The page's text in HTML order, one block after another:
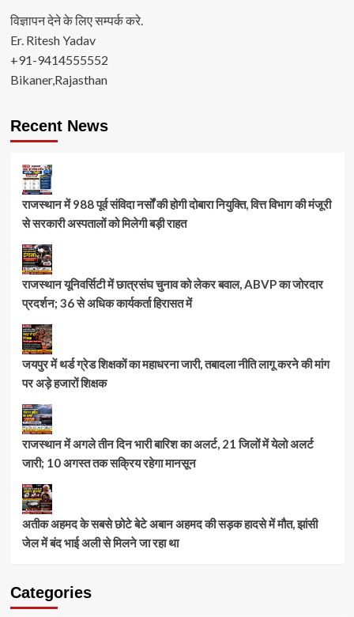
विज्ञापन देने के लिए सम्पर्क करे.
Er. Ritesh Yadav
+91-9414555552
Bikaner,Rajasthan
Recent News
राजस्थान में 988 पूर्व संविदा नर्सों की होगी दोबारा नियुक्ति, वित्त विभाग की मंजूरी
से सरकारी अस्पतालों को मिलेगी बड़ी राहत
राजस्थान यूनिवर्सिटी में छात्रसंघ चुनाव को लेकर बवाल, ABVP का जोरदार
प्रदर्शन; 36 से अधिक कार्यकर्ता हिरासत में
जयपुर में थर्ड ग्रेड शिक्षकों का महाधरना जारी, तबादला नीति लागू करने की मांग
पर अड़े हजारों शिक्षक
राजस्थान में अगले तीन दिन भारी बारिश का अलर्ट, 21 जिलों में येलो अलर्ट
जारी; 10 अगस्त तक सक्रिय रहेगा मानसून
अतीक अहमद के सबसे छोटे बेटे अबान अहमद की सड़क हादसे में मौत, झांसी
जेल में बंद भाई अली से मिलने जा रहा था
Categories